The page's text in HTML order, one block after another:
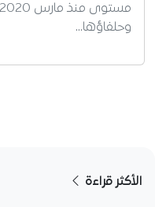
وحلفاؤها…
الأكثر قراءة